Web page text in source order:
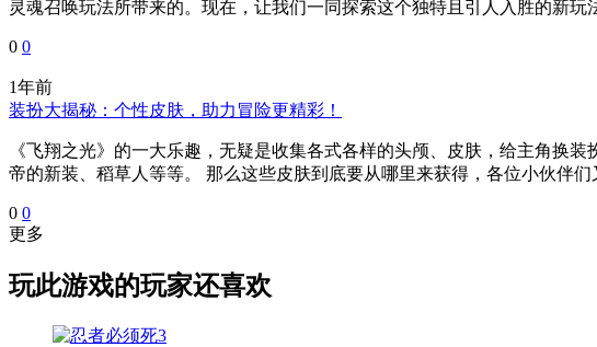
灵魂召唤玩法所带来的。现在，让我们一同探索这个独特且引人入胜的新玩
0 0
1年前
装扮大揭秘：个性皮肤，助力冒险更精彩！
《飞翔之光》的一大乐趣，无疑是收集各式各样的头颅、皮肤，给主角换
帝的新装、稻草人等等。 那么这些皮肤到底要从哪里来获得，各位小伙伴
0 0
更多
玩此游戏的玩家还喜欢